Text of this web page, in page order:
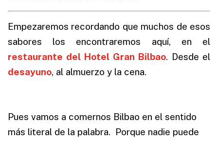
Empezaremos recordando que muchos de esos
sabores los encontraremos aquí, en el
restaurante del Hotel Gran Bilbao. Desde el
desayuno, al almuerzo y la cena.
Pues vamos a comernos Bilbao en el sentido
más literal de la palabra. Porque nadie puede